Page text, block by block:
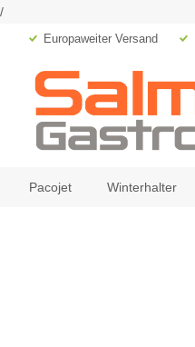
/
Europaweiter Versand
Pacojet Winterhalter